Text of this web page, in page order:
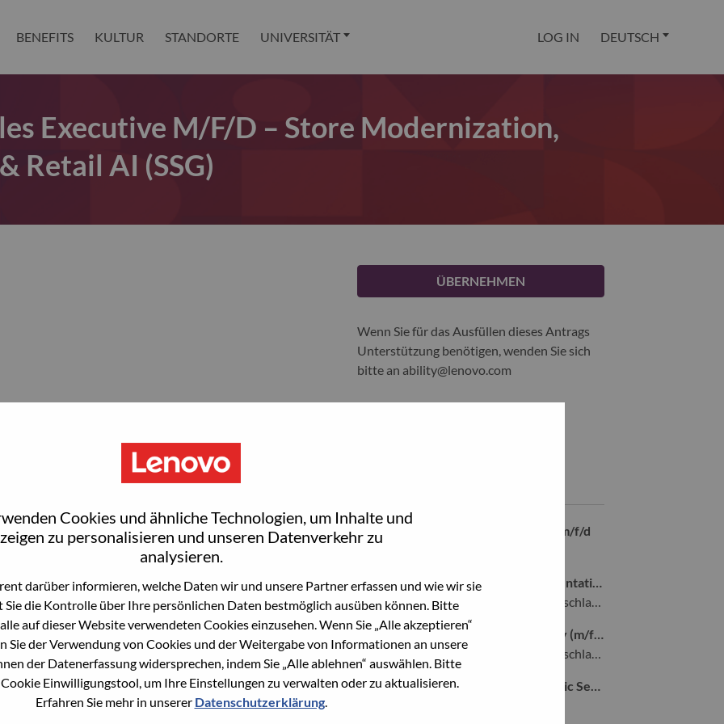
Cookies und ähnliche Technologien, um Inhalte und
zu personalisieren und unseren Datenverkehr zu
analysieren.
darüber informieren, welche Daten wir und unsere Partner erfassen und wie wir sie
Sie die Kontrolle über Ihre persönlichen Daten bestmöglich ausüben können. Bitte
auf dieser Website verwendeten Cookies einzusehen. Wenn Sie „Alle akzeptieren“
Sie der Verwendung von Cookies und der Weitergabe von Informationen an unsere
der Datenerfassung widersprechen, indem Sie „Alle ablehnen“ auswählen. Bitte
Cookie Einwilligungstool, um Ihre Einstellungen zu verwalten oder zu aktualisieren.
Erfahren Sie mehr in unserer Datenschutzerklärung.
BENEFITS KULTUR STANDORTE UNIVERSITÄT LOG IN DEUTSCH
Executive M/f/d – Store Modernization,
Retail AI (SSG)
zu dem, was wir tun. Wir begeistern unsere Kunden.
mit einem Umsatz von 83 Milliarden US-Dollar, rangiert
täglich Millionen von Kunden in 180 Märkten.Mit
für alle zu liefern, hat Lenovo auf seinem Erfolg als
und verfügt über ein Full-Stack-Portfolio von KI-fähigen,
Workstations, Smartphones, Tablets), Infrastruktur
und softwaredefinierte Infrastruktur), Software, Lösungen
ÜBERNEHMEN
Wenn Sie für das Ausfüllen dieses Antrags
Unterstützung benötigen, wenden Sie sich
bitte an ability@lenovo.com
Technical Sales Solutions Architect m/f/d
Global Account Inside Sales Representative Germany (m/f/d)
Stuttgart, Baden-Wurttemberg, Deutschland,
Data Center Solution Sales Germany (m/f/d)
Stuttgart, Baden-Wurttemberg, Deutschland,
Senior Key Account Manager – Public Sector (South Germany) (m/f/d)